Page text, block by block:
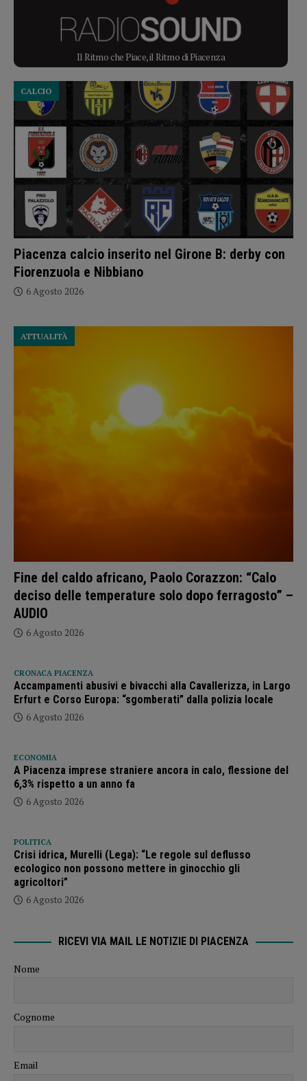
Il Ritmo che Piace, il Ritmo di Piacenza
Piacenza calcio inserito nel Girone B: derby con
Fiorenzuola e Nibbiano
CALCIO
6 Agosto 2026
Fine del caldo africano, Paolo Corazzon: “Calo
deciso delle temperature solo dopo ferragosto” –
AUDIO
ATTUALITÀ
6 Agosto 2026
CRONACA PIACENZA
Accampamenti abusivi e bivacchi alla Cavallerizza, in Largo
Erfurt e Corso Europa: “sgomberati” dalla polizia locale
6 Agosto 2026
ECONOMIA
A Piacenza imprese straniere ancora in calo, flessione del
6,3% rispetto a un anno fa
6 Agosto 2026
POLITICA
Crisi idrica, Murelli (Lega): “Le regole sul deflusso
ecologico non possono mettere in ginocchio gli
agricoltori”
6 Agosto 2026
RICEVI VIA MAIL LE NOTIZIE DI PIACENZA
Nome
Cognome
Email